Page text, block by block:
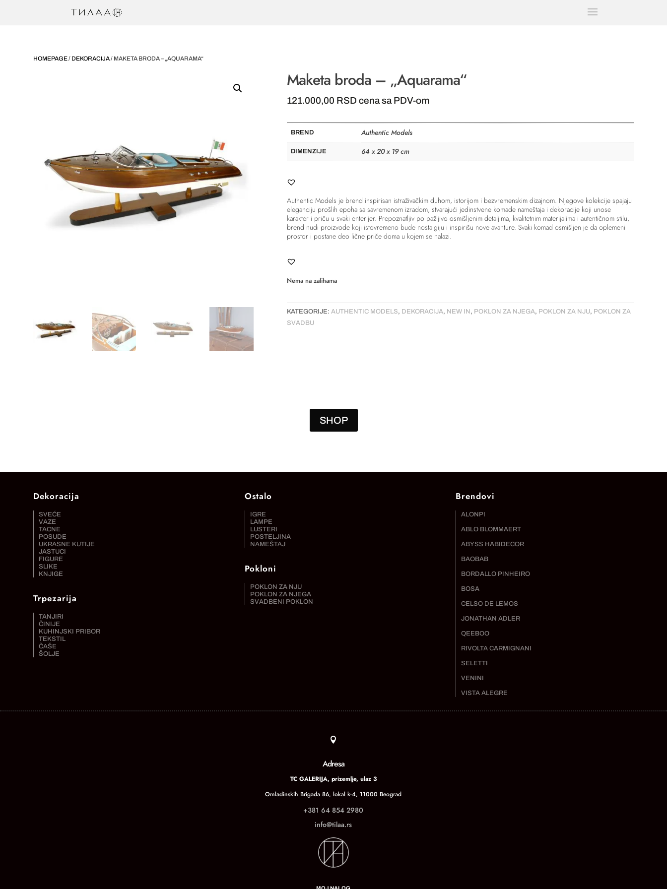
HOMEPAGE/ DEKORACIJA/ MAKETA BRODA – „AQUARAMA“
Maketa broda – „Aquarama“
121.000,00 RSD cena sa PDV-om
BREND Authentic Models
DIMENZIJE 64 x 20 x 19 cm
Authentic Models je brend inspirisan istraživačkim duhom, istorijom i bezvremenskim dizajnom. Njegove kolekcije spajaju
eleganciju prošlih epoha sa savremenom izradom, stvarajući jedinstvene komade nameštaja i dekoracije koji unose
karakter i priču u svaki enterijer. Prepoznatljiv po pažljivo osmišljenim detaljima, kvalitetnim materijalima i autentičnom stilu,
brend nudi proizvode koji istovremeno bude nostalgiju i inspirišu nove avanture. Svaki komad osmišljen je da oplemeni
prostor i postane deo lične priče doma u kojem se nalazi.
Nema na zalihama
KATEGORIJE: AUTHENTIC MODELS, DEKORACIJA, NEW IN , POKLON ZA NJEGA, POKLON ZA NJU, POKLON ZA
SVADBU
SHOP
Dekoracija
SVEĆE
VAZE
TACNE
POSUDE
UKRASNE KUTIJE
JASTUCI
FIGURE
SLIKE
KNJIGE
Trpezarija
TANJIRI
ČINIJE
KUHINJSKI PRIBOR
TEKSTIL
ČAŠE
ŠOLJE
Ostalo
IGRE
LAMPE
LUSTERI
POSTELJINA
NAMEŠTAJ
Pokloni
POKLON ZA NJU
POKLON ZA NJEGA
SVADBENI POKLON
Brendovi
ALONPI
ABLO BLOMMAERT
ABYSS HABIDECOR
BAOBAB
BORDALLO PINHEIRO
BOSA
CELSO DE LEMOS
JONATHAN ADLER
QEEBOO
RIVOLTA CARMIGNANI
SELETTI
VENINI
VISTA ALEGRE

Adresa
TC GALERIJA, prizemlje, ulaz 3
Omladinskih Brigada 86, lokal k-4, 11000 Beograd
+381 64 854 2980
info@tilaa.rs